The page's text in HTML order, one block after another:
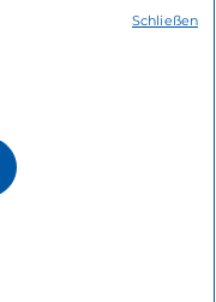
Schließen